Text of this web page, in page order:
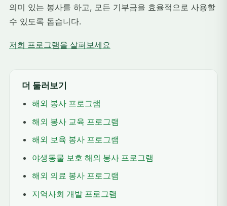
의미 있는 봉사를 하고, 모든 기부금을 효율적으로 사용할
수 있도록 돕습니다.
저희 프로그램을 살펴보세요
더 둘러보기
해외 봉사 프로그램
해외 봉사 교육 프로그램
해외 보육 봉사 프로그램
야생동물 보호 해외 봉사 프로그램
해외 의료 봉사 프로그램
지역사회 개발 프로그램